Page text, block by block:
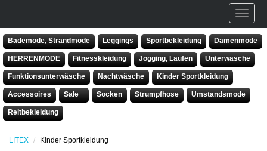
Bademode, Strandmode Leggings Sportbekleidung Damenmode
HERRENMODE Fitnesskleidung Jogging, Laufen Unterwäsche
Funktionsunterwäsche Nachtwäsche Kinder Sportkleidung
Accessoires Sale Socken Strumpfhose Umstandsmode
Reitbekleidung
LITEX Kinder Sportkleidung